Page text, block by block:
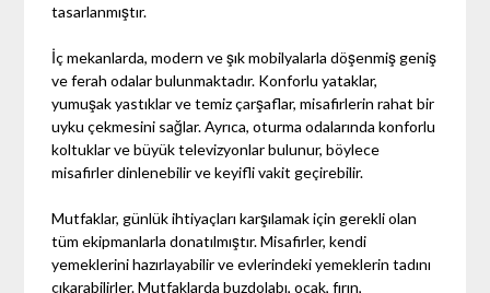
tasarlanmıştır.
İç mekanlarda, modern ve şık mobilyalarla döşenmiş geniş
ve ferah odalar bulunmaktadır. Konforlu yataklar,
yumuşak yastıklar ve temiz çarşaflar, misafirlerin rahat bir
uyku çekmesini sağlar. Ayrıca, oturma odalarında konforlu
koltuklar ve büyük televizyonlar bulunur, böylece
misafirler dinlenebilir ve keyifli vakit geçirebilir.
Mutfaklar, günlük ihtiyaçları karşılamak için gerekli olan
tüm ekipmanlarla donatılmıştır. Misafirler, kendi
yemeklerini hazırlayabilir ve evlerindeki yemeklerin tadını
çıkarabilirler. Mutfaklarda buzdolabı, ocak, fırın,